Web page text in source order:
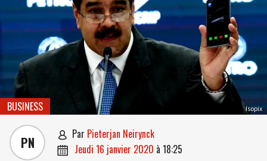
Isopix
BUSINESS
PN  par Pieterjan Neirynck
 jeudi 16 janvier 2020 à 18:25